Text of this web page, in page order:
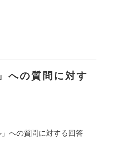
への質問に対す
への質問に対する回答